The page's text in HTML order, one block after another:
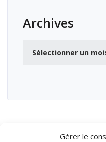
Gérer le
Archives